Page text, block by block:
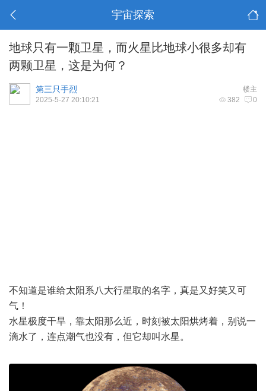
宇宙探索
地球只有一颗卫星，而火星比地球小很多却有
两颗卫星，这是为何？
楼主
第三只手烈
382 0
2025-5-27 20:10:21
不知道是谁给太阳系八大行星取的名字，真是又好笑又可
气！
水星极度干旱，靠太阳那么近，时刻被太阳烘烤着，别说一
滴水了，连点潮气也没有，但它却叫水星。